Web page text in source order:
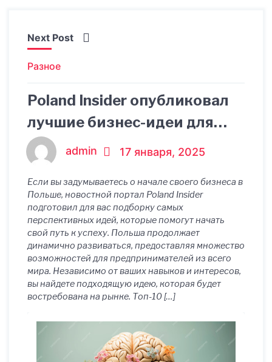
Next Post
Разное
Poland Insider опубликовал
лучшие бизнес-идеи для
Польши 2025
admin 17 января, 2025
Если вы задумываетесь о начале своего бизнеса в
Польше, новостной портал Poland Insider
подготовил для вас подборку самых
перспективных идей, которые помогут начать
свой путь к успеху. Польша продолжает
динамично развиваться, предоставляя множество
возможностей для предпринимателей из всего
мира. Независимо от ваших навыков и интересов,
вы найдете подходящую идею, которая будет
востребована на рынке. Топ-10 […]